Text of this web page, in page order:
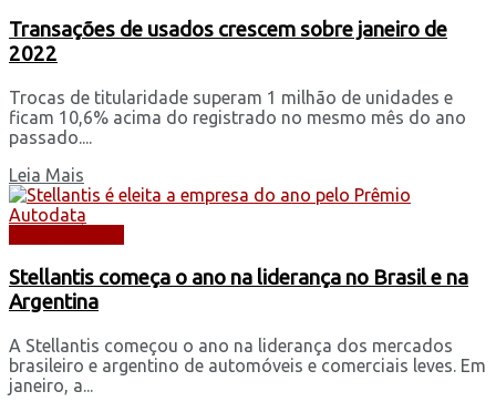
Transações de usados crescem sobre janeiro de
2022
Trocas de titularidade superam 1 milhão de unidades e
ficam 10,6% acima do registrado no mesmo mês do ano
passado....
Leia Mais
Stellantis começa o ano na liderança no Brasil e na
Argentina
A Stellantis começou o ano na liderança dos mercados
brasileiro e argentino de automóveis e comerciais leves. Em
janeiro, a...